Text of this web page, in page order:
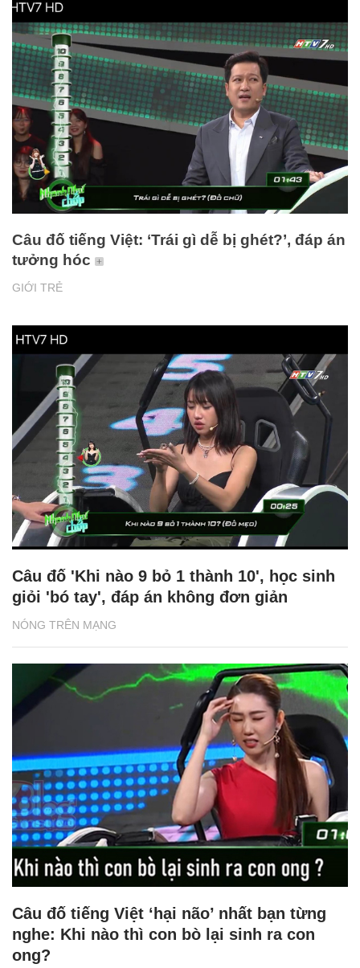
GIỚI TRẺ
Câu đố tiếng Việt: ‘Trái gì dễ bị ghét?’, đáp án
tưởng hóc
NÓNG TRÊN MẠNG
Câu đố 'Khi nào 9 bỏ 1 thành 10', học sinh
giỏi 'bó tay', đáp án không đơn giản
Câu đố tiếng Việt ‘hại não’ nhất bạn từng
nghe: Khi nào thì con bò lại sinh ra con
ong?